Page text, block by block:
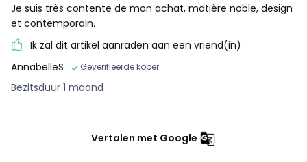
Je suis très contente de mon achat, matière noble, design
et contemporain.
Ik zal dit artikel aanraden aan een vriend(in)
AnnabelleS
Geverifieerde koper
Bezitsduur 1 maand
Vertalen met Google